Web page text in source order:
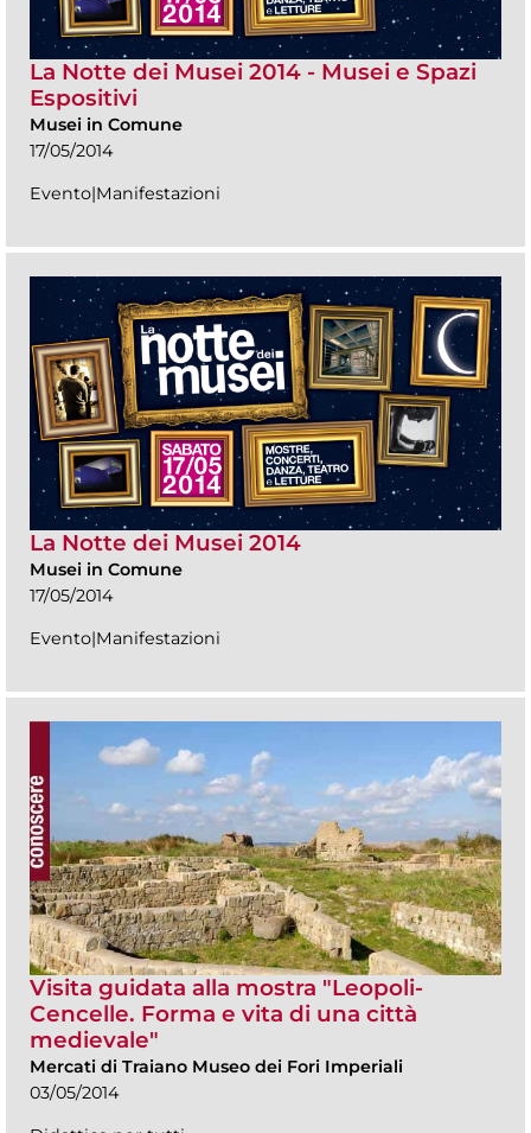
La Notte dei Musei 2014 - Musei e Spazi
Espositivi
Musei in Comune
17/05/2014
Evento|Manifestazioni
La Notte dei Musei 2014
Musei in Comune
17/05/2014
Evento|Manifestazioni
Visita guidata alla mostra "Leopoli-
Cencelle. Forma e vita di una città
medievale"
Mercati di Traiano Museo dei Fori Imperiali
03/05/2014